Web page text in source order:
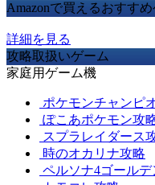
Amazonで買えるおすす
詳細を見る
攻略取扱いゲーム
家庭用ゲーム機
ポケモンチャンピ
ぽこあポケモン攻
スプラレイダース
時のオカリナ攻略
ペルソナ4ゴールデ